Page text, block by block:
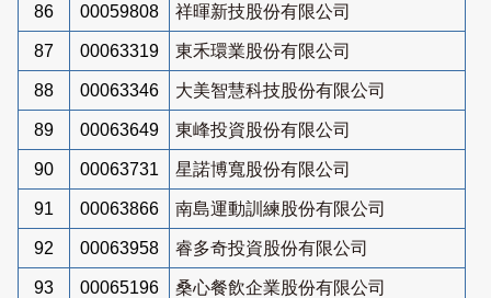
86 00059808 祥暉新技股份有限公司
87 00063319 東禾環業股份有限公司
88 00063346 大美智慧科技股份有限公司
89 00063649 東峰投資股份有限公司
90 00063731 星諾博寬股份有限公司
91 00063866 南島運動訓練股份有限公司
92 00063958 睿多奇投資股份有限公司
93 00065196 桑心餐飲企業股份有限公司